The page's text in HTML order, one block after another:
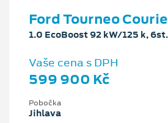
Ford Tourneo
1.0 EcoBoost 92 kW/125 k,
Vaše cena s DPH
599 900 Kč
Pobočka
Jihlava